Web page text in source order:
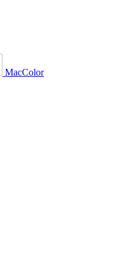
MacColor